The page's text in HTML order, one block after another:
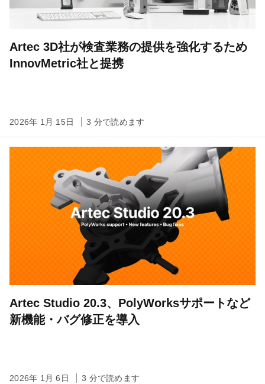
Artec 3D社が検査業務の提供を強化するため
InnovMetric社と提携
2026年 1月 15日 3 分で読めます
Artec Studio 20.3、PolyWorksサポートなど
新機能・バグ修正を導入
2026年 1月 6日 3 分で読めます